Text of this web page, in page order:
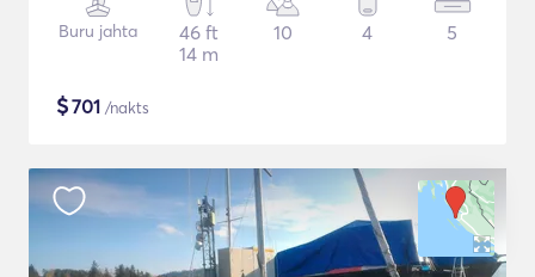
Buru jahta
46 ft
14 m
10 4 5
$701 /nakts